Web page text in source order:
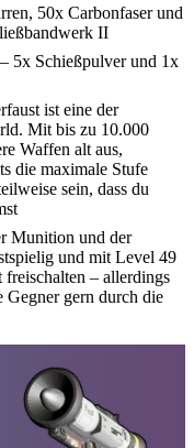
50x Carbonfaser und
II
5x Schießpulver und 1x
ist eine der
Mit bis zu 10.000
Waffen alt aus,
die maximale Stufe
sein, dass du
Munition und der
und mit Level 49
freischalten – allerdings
Gegner gern durch die